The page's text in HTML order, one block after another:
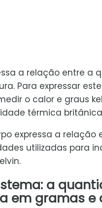
a relação entre a
Para expressar
o calor e graus
térmica
expressa a
utilizadas para
a
em gramas